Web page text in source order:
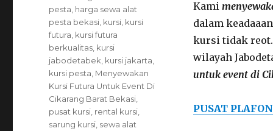
Kami
dalam
kursi tidak
wilayah
untuk event di
PUSAT
pesta harga sewa alat
pesta bekasi kursi kursi
futura kursi futura
berkualitas kursi
jabodetabek kursi jakarta
kursi pesta Menyewakan
Kursi Futura Untuk Event Di
Cikarang Barat Bekasi
pusat kursi rental kursi
sarung kursi sewa alat